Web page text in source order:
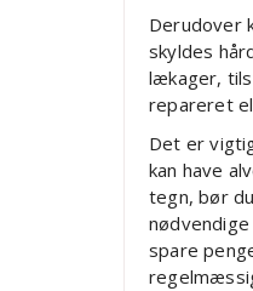
Derudover
skyldes
lækager,
repareret
Det er
kan have
tegn, bør
spare